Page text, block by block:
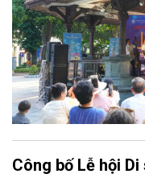
Công bố Lễ hội